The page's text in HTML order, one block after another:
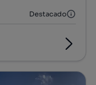
Destacado